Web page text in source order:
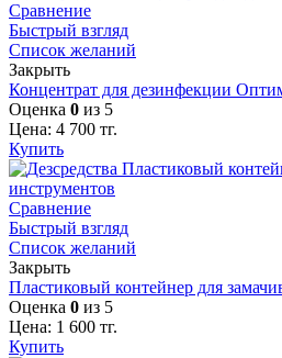
Сравнение
Быстрый взгляд
Список желаний
Закрыть
Концентрат для дезинфекции
Оценка 0 из 5
Цена: 4 700 тг.
Купить
Сравнение
Быстрый взгляд
Список желаний
Закрыть
Пластиковый контейнер для
Оценка 0 из 5
Цена: 1 600 тг.
Купить